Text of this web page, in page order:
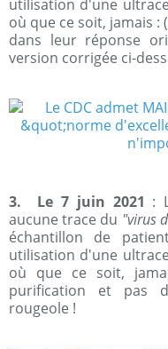
utilisation d'une
où que ce soit, jamais :
dans leur réponse
version corrigée ci-
3. Le 7 juin 2021 :
aucune trace du "virus
échantillon de
utilisation d'une
où que ce soit,
purification et pas
rougeole !